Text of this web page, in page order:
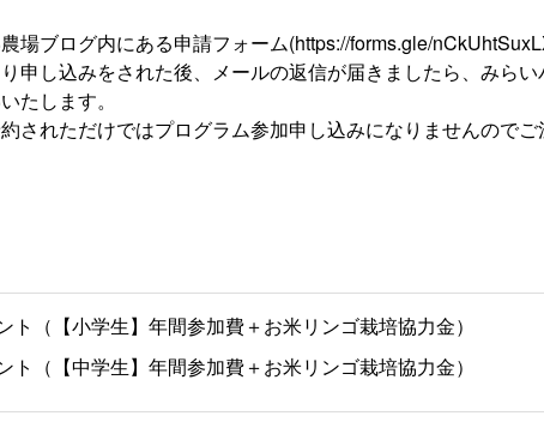
場ブログ内にある申請フォーム(https://forms.gle/
申し込みをされた後、メールの返信が届きましたら、みら
たします。
されただけではプログラム参加申し込みになりませんのでご
ト（【小学生】年間参加費＋お米リンゴ栽培協力金）
ト（【中学生】年間参加費＋お米リンゴ栽培協力金）